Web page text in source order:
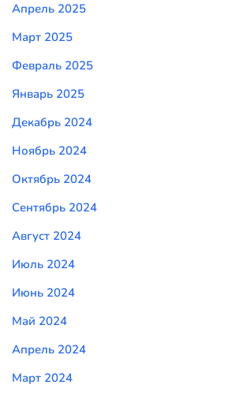
Апрель 2025
Март 2025
Февраль 2025
Январь 2025
Декабрь 2024
Ноябрь 2024
Октябрь 2024
Сентябрь 2024
Август 2024
Июль 2024
Июнь 2024
Май 2024
Апрель 2024
Март 2024